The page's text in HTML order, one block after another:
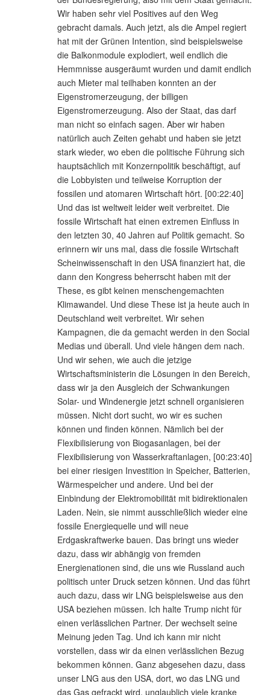
Wir haben sehr viel Positives auf den Weg
gebracht damals. Auch jetzt, als die Ampel regiert
hat mit der Grünen Intention, sind beispielsweise
die Balkonmodule explodiert, weil endlich die
Hemmnisse ausgeräumt wurden und damit endlich
auch Mieter mal teilhaben konnten an der
Eigenstromerzeugung, der billigen
Eigenstromerzeugung. Also der Staat, das darf
man nicht so einfach sagen. Aber wir haben
natürlich auch Zeiten gehabt und haben sie jetzt
stark wieder, wo eben die politische Führung sich
hauptsächlich mit Konzernpolitik beschäftigt, auf
die Lobbyisten und teilweise Korruption der
fossilen und atomaren Wirtschaft hört. [00:22:40]
Und das ist weltweit leider weit verbreitet. Die
fossile Wirtschaft hat einen extremen Einfluss in
den letzten 30, 40 Jahren auf Politik gemacht. So
erinnern wir uns mal, dass die fossile Wirtschaft
Scheinwissenschaft in den USA finanziert hat, die
dann den Kongress beherrscht haben mit der
These, es gibt keinen menschengemachten
Klimawandel. Und diese These ist ja heute auch in
Deutschland weit verbreitet. Wir sehen
Kampagnen, die da gemacht werden in den Social
Medias und überall. Und viele hängen dem nach.
Und wir sehen, wie auch die jetzige
Wirtschaftsministerin die Lösungen in den Bereich,
dass wir ja den Ausgleich der Schwankungen
Solar- und Windenergie jetzt schnell organisieren
müssen. Nicht dort sucht, wo wir es suchen
können und finden können. Nämlich bei der
Flexibilisierung von Biogasanlagen, bei der
Flexibilisierung von Wasserkraftanlagen, [00:23:40]
bei einer riesigen Investition in Speicher, Batterien,
Wärmespeicher und andere. Und bei der
Einbindung der Elektromobilität mit bidirektionalen
Laden. Nein, sie nimmt ausschließlich wieder eine
fossile Energiequelle und will neue
Erdgaskraftwerke bauen. Das bringt uns wieder
dazu, dass wir abhängig von fremden
Energienationen sind, die uns wie Russland auch
politisch unter Druck setzen können. Und das führt
auch dazu, dass wir LNG beispielsweise aus den
USA beziehen müssen. Ich halte Trump nicht für
einen verlässlichen Partner. Der wechselt seine
Meinung jeden Tag. Und ich kann mir nicht
vorstellen, dass wir da einen verlässlichen Bezug
bekommen können. Ganz abgesehen dazu, dass
unser LNG aus den USA, dort, wo das LNG und
das Gas gefrackt wird, unglaublich viele kranke